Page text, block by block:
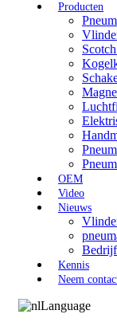
Producten
OEM
Video
Nieuws
Kennis
Neem
Language